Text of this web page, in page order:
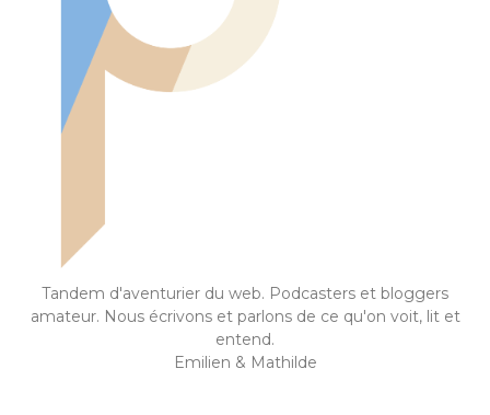
Tandem d'aventurier du web. Podcasters et bloggers
amateur. Nous écrivons et parlons de ce qu'on voit, lit et
entend.
Emilien & Mathilde